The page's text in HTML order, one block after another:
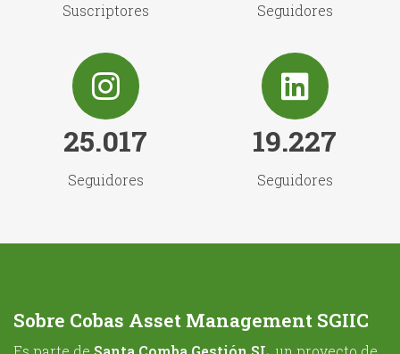
Suscriptores Seguidores
25.017
Seguidores
19.227
Seguidores
Sobre Cobas Asset Management SGIIC